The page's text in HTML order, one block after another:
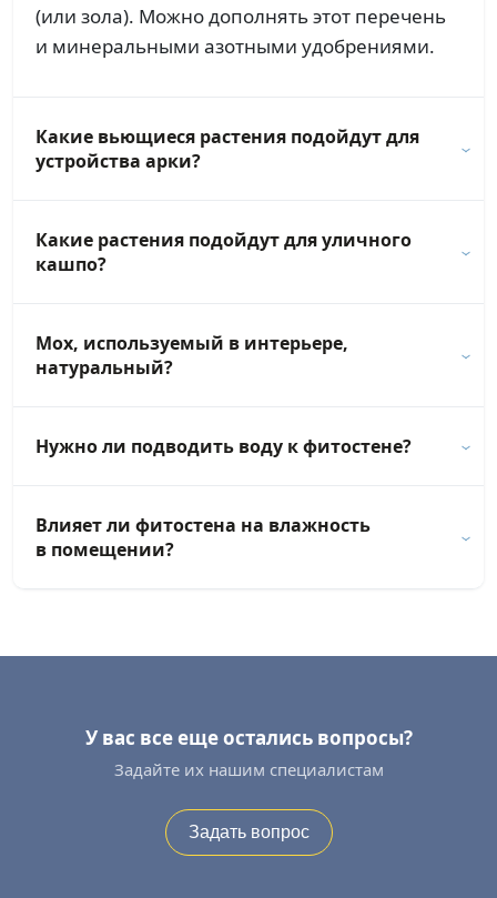
(или зола). Можно дополнять этот перечень
и минеральными азотными удобрениями.
Какие вьющиеся растения подойдут для
устройства арки?
Какие растения подойдут для уличного
кашпо?
Мох, используемый в интерьере,
натуральный?
Нужно ли подводить воду к фитостене?
Влияет ли фитостена на влажность
в помещении?
У вас все еще остались вопросы?
Задайте их нашим специалистам
Задать вопрос